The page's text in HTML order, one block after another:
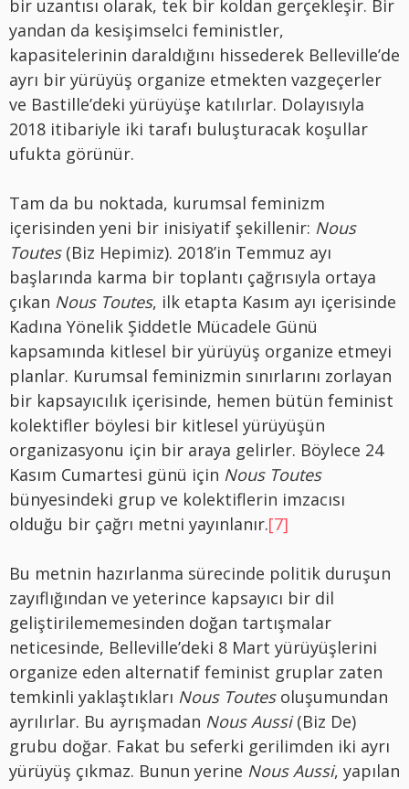
bir uzantısı olarak, tek bir koldan gerçekleşir. Bir
yandan da kesişimselci feministler,
kapasitelerinin daraldığını hissederek Belleville’de
ayrı bir yürüyüş organize etmekten vazgeçerler
ve Bastille’deki yürüyüşe katılırlar. Dolayısıyla
2018 itibariyle iki tarafı buluşturacak koşullar
ufukta görünür.
Tam da bu noktada, kurumsal feminizm
içerisinden yeni bir inisiyatif şekillenir: Nous
Toutes(Biz Hepimiz). 2018’in Temmuz ayı
başlarında karma bir toplantı çağrısıyla ortaya
çıkan Nous Toutes, ilk etapta Kasım ayı içerisinde
Kadına Yönelik Şiddetle Mücadele Günü
kapsamında kitlesel bir yürüyüş organize etmeyi
planlar. Kurumsal feminizmin sınırlarını zorlayan
bir kapsayıcılık içerisinde, hemen bütün feminist
kolektifler böylesi bir kitlesel yürüyüşün
organizasyonu için bir araya gelirler. Böylece 24
Kasım Cumartesi günü için Nous Toutes
bünyesindeki grup ve kolektiflerin imzacısı
olduğu bir çağrı metni yayınlanır.[7]
Bu metnin hazırlanma sürecinde politik duruşun
zayıflığından ve yeterince kapsayıcı bir dil
geliştirilememesinden doğan tartışmalar
neticesinde, Belleville’deki 8 Mart yürüyüşlerini
organize eden alternatif feminist gruplar zaten
temkinli yaklaştıkları Nous Toutesoluşumundan
ayrılırlar. Bu ayrışmadan Nous Aussi(Biz De)
grubu doğar. Fakat bu seferki gerilimden iki ayrı
yürüyüş çıkmaz. Bunun yerine Nous Aussi, yapılan